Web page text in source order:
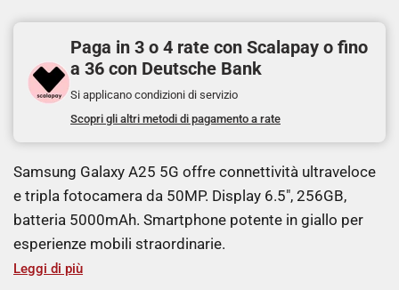
Paga in 3 o 4 rate con Scalapay o fino
a 36 con Deutsche Bank
Si applicano condizioni di servizio
Scopri gli altri metodi di pagamento a rate
Samsung Galaxy A25 5G offre connettività ultraveloce
e tripla fotocamera da 50MP. Display 6.5", 256GB,
batteria 5000mAh. Smartphone potente in giallo per
esperienze mobili straordinarie.
Leggi di più